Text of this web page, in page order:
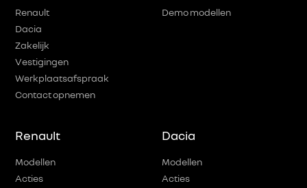
Renault
Dacia
Zakelijk
Vestigingen
Werkplaatsafspraak
Contact opnemen
Demo modellen
Renault
Modellen
Acties
Dacia
Modellen
Acties